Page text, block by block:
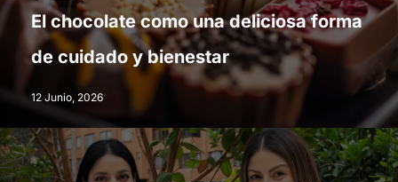
El chocolate como una deliciosa forma
de cuidado y bienestar
12 Junio, 2026